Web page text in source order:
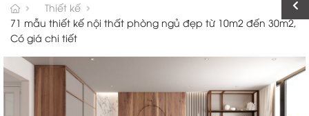
Thiết kế
71 mẫu thiết kế nội thất phòng ngủ đẹp từ 10m2 đến 30m2,
Có giá chi tiết